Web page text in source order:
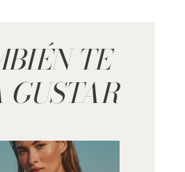
TE
GUSTAR